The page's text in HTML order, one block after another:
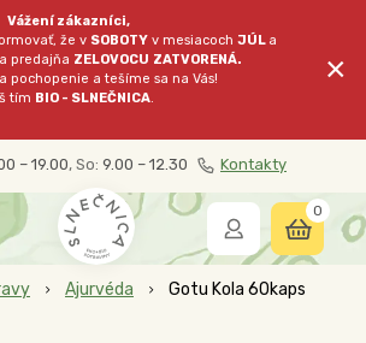
Vážení zákazníci,
že v SOBOTY v mesiacochJÚL a
predajňa ZELOVOCU ZATVORENÁ.
pochopenie a tešíme sa na Vás!
tím BIO - SLNEČNICA.
×
– 19.00, So: 9.00 – 12.30 Kontakty
0
Ajurvéda
Gotu Kola 60kaps